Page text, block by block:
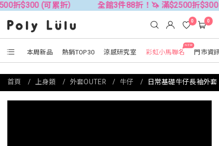
(可累折） 全館3件88折！🦄 滿$2500折$300 (可累折
本周新品 熱銷TOP30 涼感研究室
NEW
彩虹小馬聯名 門市資
0 0
首頁 上身類 外套OUTER 牛仔 日常基礎牛仔長袖外套